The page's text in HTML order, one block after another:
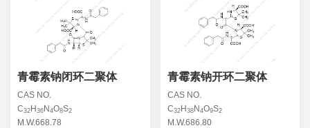
青霉素钠闭环二聚体
CAS NO.
C32 H 36 N 4O8S2
M.W.668.78
青霉素钠开环二聚体
CAS NO.
C32H 38N 4O9S2
M.W.686.80